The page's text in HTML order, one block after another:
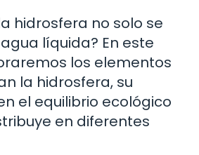
hidrosfera no solo se
líquida? En este
los elementos
la hidrosfera, su
el equilibrio ecológico
en diferentes